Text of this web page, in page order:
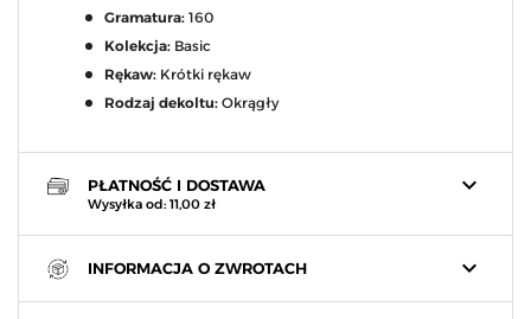
Gramatura: 160
Kolekcja: Basic
Rękaw: Krótki rękaw
Rodzaj dekoltu: Okrągły
keyboard_arrow_down
PŁATNOŚĆ I DOSTAWA
Wysyłka od: 11,00 zł
keyboard_arrow_down
INFORMACJA O ZWROTACH